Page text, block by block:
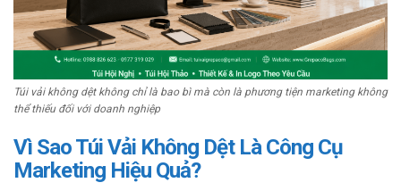
Túi vải không dệt không chỉ là bao bì mà còn là phương tiện marketing không
thể thiếu đối với doanh nghiệp
Vì Sao Túi Vải Không Dệt Là Công Cụ
Marketing Hiệu Quả?